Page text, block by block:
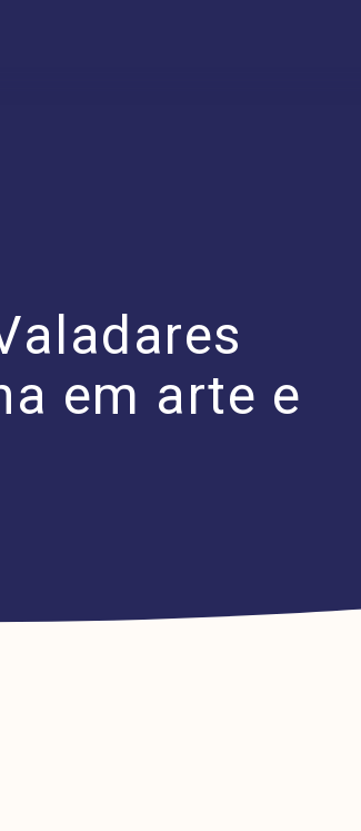
em arte e